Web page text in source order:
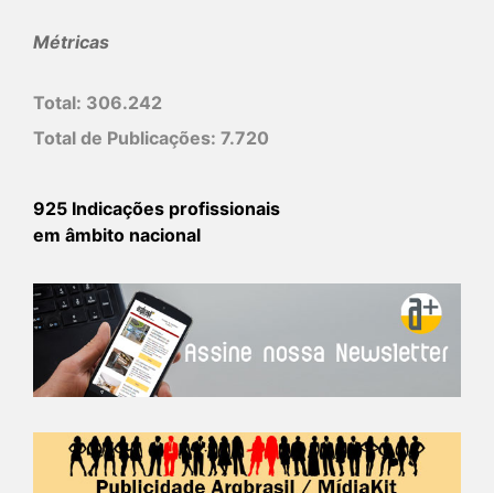
Métricas
Total: 306.242
Total de Publicações: 7.720
925 Indicações profissionais
em âmbito nacional